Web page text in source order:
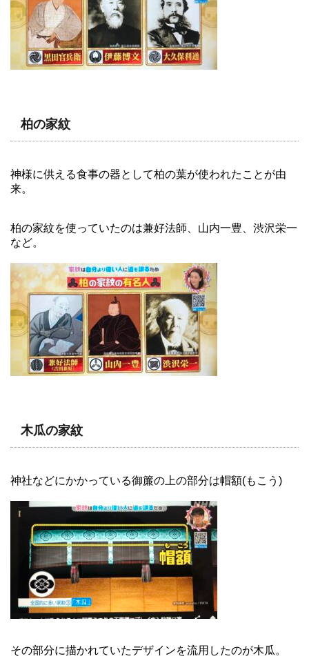
柏の家紋
神様に供える食事の器として柏の葉が使われたことが由
来。
柏の家紋を使っていたのは兼好法師、山内一豊、渋沢栄一
など。
木瓜の家紋
神社などにかかっている御簾の上の部分は帽額(もこう)
その部分に描かれていたデザインを流用したのが木瓜。